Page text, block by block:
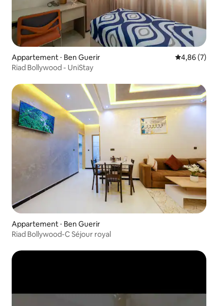
Appartement ⋅ Ben Guerir Évaluation
4,86 (7)
Riad Bollywood - UniStay
Appartement ⋅ Ben Guerir
‎Riad Bollywood-C Séjour royal